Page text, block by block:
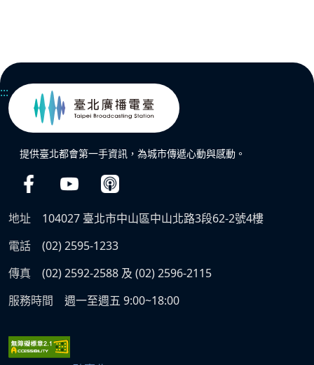
:::
提供臺北都會第一手資訊，為城市傳遞心動與感動。
地址
104027 臺北市中山區中山北路3段62-2號4樓
電話
(02) 2595-1233
傳真
(02) 2592-2588 及 (02) 2596-2115
服務時間
週一至週五 9:00~18:00